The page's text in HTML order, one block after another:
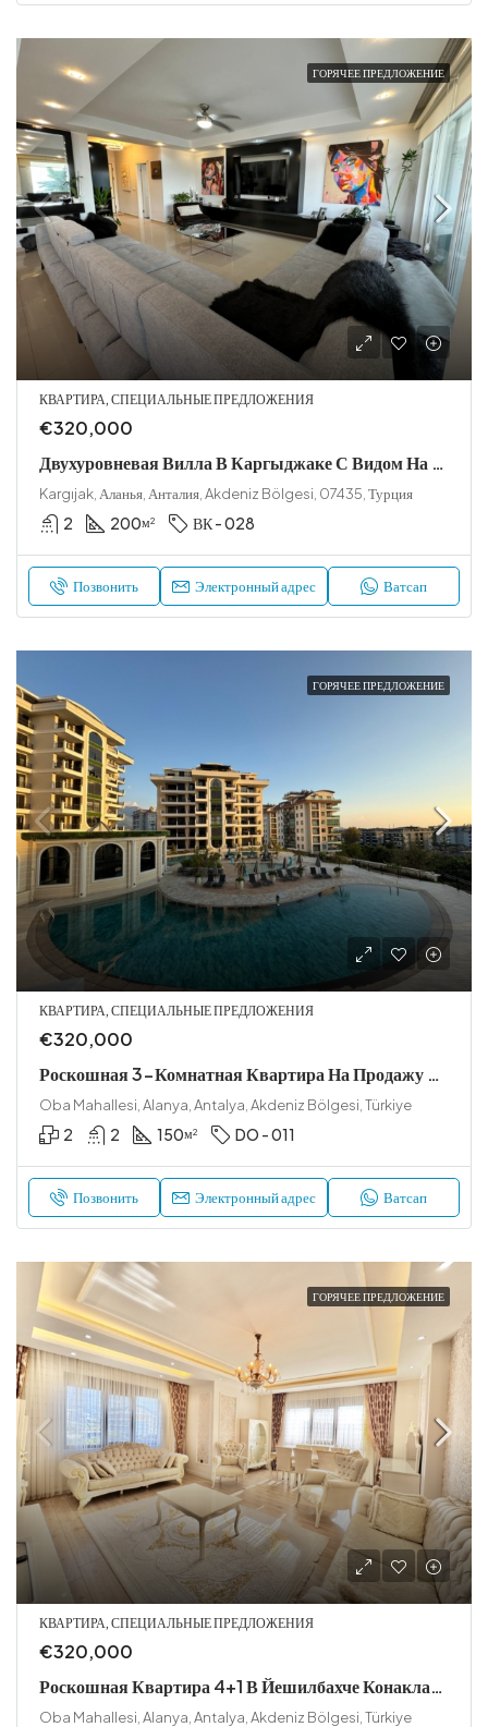
ГОРЯЧЕЕ ПРЕДЛОЖЕНИЕ
КВАРТИРА, СПЕЦИАЛЬНЫЕ ПРЕДЛОЖЕНИЯ
€320,000
Двухуровневая Вилла В Каргыджаке С Видом На Море И Современными Удобствами
Kargıjak, Аланья, Анталия, Akdeniz Bölgesi, 07435, Турция
2 200м² ВК - 028
Позвонить Электронный адрес Ватсап
ГОРЯЧЕЕ ПРЕДЛОЖЕНИЕ
КВАРТИРА, СПЕЦИАЛЬНЫЕ ПРЕДЛОЖЕНИЯ
€320,000
Роскошная 3-Комнатная Квартира На Продажу С Современными Удобствами
Oba Mahallesi, Alanya, Antalya, Akdeniz Bölgesi, Türkiye
2 2 150м² DO - 011
Позвонить Электронный адрес Ватсап
ГОРЯЧЕЕ ПРЕДЛОЖЕНИЕ
КВАРТИРА, СПЕЦИАЛЬНЫЕ ПРЕДЛОЖЕНИЯ
€320,000
Роскошная Квартира 4+1 В Йешилбахче Конаклары, Обе
Oba Mahallesi, Alanya, Antalya, Akdeniz Bölgesi, Türkiye